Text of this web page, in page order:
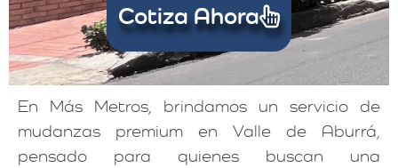
Cotiza Ahora
En Más Metros, brindamos un servicio de
mudanzas premium en Valle de Aburrá,
pensado para quienes buscan una